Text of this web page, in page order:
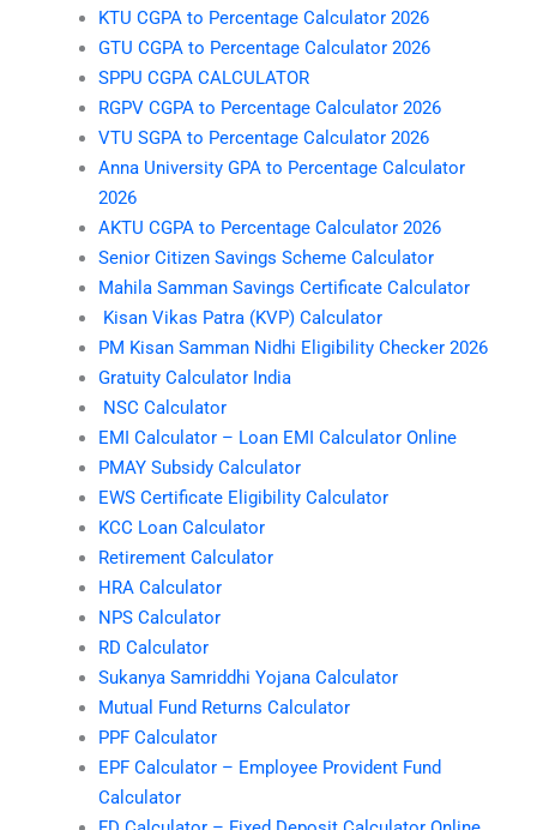
KTU CGPA to Percentage Calculator 2026
GTU CGPA to Percentage Calculator 2026
SPPU CGPA CALCULATOR
RGPV CGPA to Percentage Calculator 2026
VTU SGPA to Percentage Calculator 2026
Anna University GPA to Percentage Calculator
2026
AKTU CGPA to Percentage Calculator 2026
Senior Citizen Savings Scheme Calculator
Mahila Samman Savings Certificate Calculator
Kisan Vikas Patra (KVP) Calculator
PM Kisan Samman Nidhi Eligibility Checker 2026
Gratuity Calculator India
NSC Calculator
EMI Calculator – Loan EMI Calculator Online
PMAY Subsidy Calculator
EWS Certificate Eligibility Calculator
KCC Loan Calculator
Retirement Calculator
HRA Calculator
NPS Calculator
RD Calculator
Sukanya Samriddhi Yojana Calculator
Mutual Fund Returns Calculator
PPF Calculator
EPF Calculator – Employee Provident Fund
Calculator